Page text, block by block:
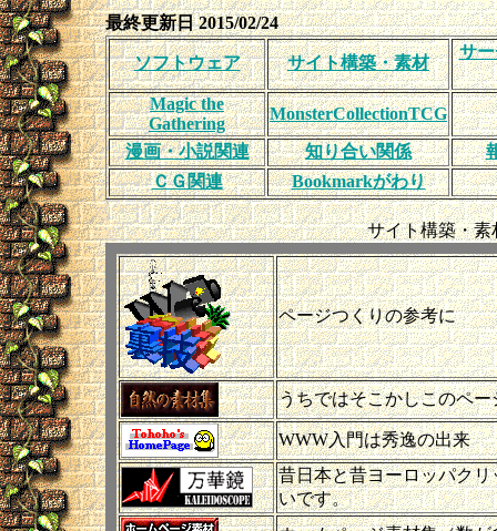
最終更新日 2015/02/24
ソフトウェア サイト構築・素材
サ
Magic the
Gathering
MonsterCollectionTCG
漫画・小説関連
知り合い関係
ＣＧ関連
Bookmarkがわり
サイト構築・素
ページつくりの参考に
うちではそこかしこのペ
WWW入門は秀逸の出来
昔日本と昔ヨーロッパク
いです。